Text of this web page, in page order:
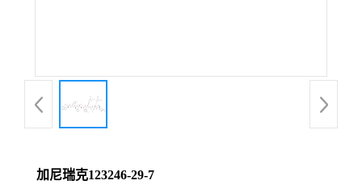
产
加尼瑞克123246-29-7